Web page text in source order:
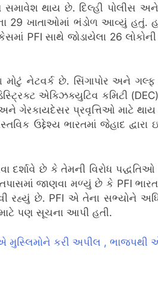
સમાવેશ થાય છે. દિલ્હી પોલીસ
29 ખાતાઓમાં ભંડોળ આવ્યું હતું.
PFI સાથે જોડાયેલા 26 લોકોની
નેટવર્ક છે. સિંગાપોર અને
એક્ઝિક્યુટિવ કમિટી
ગેરકાયદેસર પ્રવૃત્તિઓ માટે
ઉદ્દેશ્ય ભારતમાં જેહાદ
દર્શાવે છે કે તેમની વિરોધ
જાણવા મળ્યું છે કે PFI
રહ્યું છે. PFI એ તેના સભ્યોને
માટે પણ સૂચના આપી હતી.
કરી અપીલ , ભાજપથી